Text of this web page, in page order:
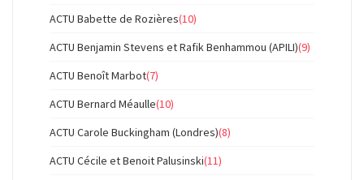
ACTU Babette de Rozières(10)
ACTU Benjamin Stevens et Rafik Benhammou (APILI)(9)
ACTU Benoît Marbot(7)
ACTU Bernard Méaulle(10)
ACTU Carole Buckingham (Londres)(8)
ACTU Cécile et Benoit Palusinski(11)